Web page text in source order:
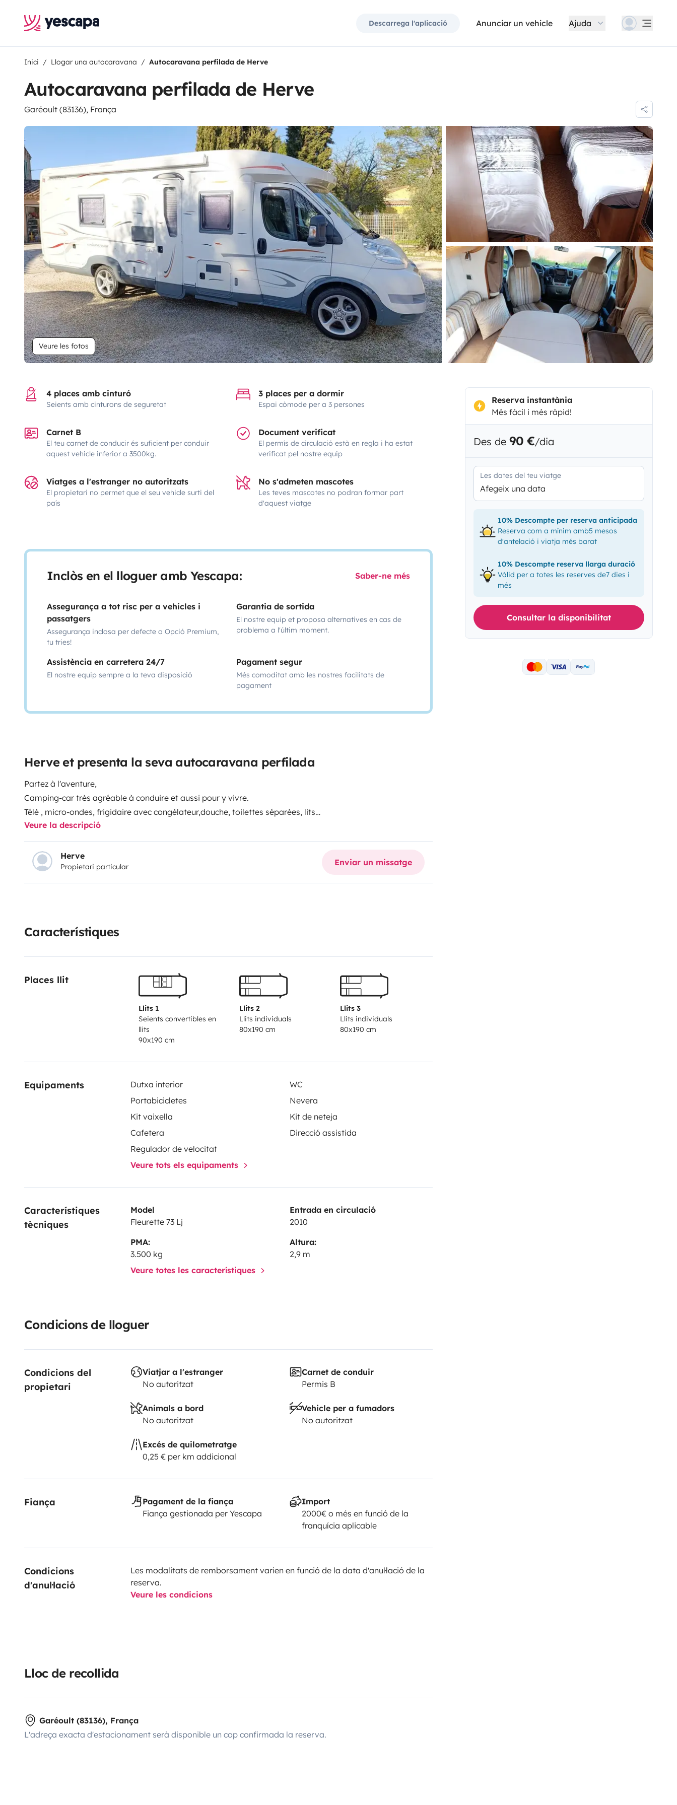
Descarrega l'aplicació Anunciar un vehicle Ajuda
Inici Llogar una autocaravana Autocaravana perfilada de Herve
Autocaravana perfilada de Herve
Garéoult (83136), França
Veure les fotos
4 places amb cinturó
Seients amb cinturons de seguretat
3 places per a dormir
Espai còmode per a 3 persones
Carnet B
El teu carnet de conducir és suficient per conduir
aquest vehicle inferior a 3500kg.
Document verificat
El permís de circulació està en regla i ha estat
verificat pel nostre equip
Viatges a l'estranger no autoritzats
El propietari no permet que el seu vehicle surti del
país
No s'admeten mascotes
Les teves mascotes no podran formar part
d'aquest viatge
Inclòs en el lloguer amb Yescapa: Saber-ne més
Assegurança a tot risc per a vehicles i
passatgers
Assegurança inclosa per defecte o Opció Premium,
tu tries!
Garantia de sortida
El nostre equip et proposa alternatives en cas de
problema a l'últim moment.
Assistència en carretera 24/7
El nostre equip sempre a la teva disposició
Pagament segur
Més comoditat amb les nostres facilitats de
pagament
Herve et presenta la seva autocaravana perfilada
Partez à l'aventure,
Camping-car très agréable à conduire et aussi pour y vivre.
Télé , micro-ondes, frigidaire avec congélateur,douche, toilettes séparées, lits
jumeaux, coin salon 4 personnes, coin kitchenette et tout le nécessaire pour la cuisine.
Vous n'avez plus qu'à prendre vos valises et en avant pour de superbes découvertes
de nos belles régions de France.
Veure la descripció
Herve
Propietari particular Enviar un missatge
Característiques
Places llit
Llits 1
Seients convertibles en
llits
90x190 cm
Llits 2
Llits individuals
80x190 cm
Llits 3
Llits individuals
80x190 cm
Equipaments Dutxa interior
WC
Portabicicletes
Nevera
Kit vaixella
Kit de neteja
Cafetera
Direcció assistida
Regulador de velocitat
Veure tots els equipaments
Característiques
tècniques
Model
Fleurette 73 Lj
Entrada en circulació
2010
PMA:
3.500 kg
Altura:
2,9 m
Veure totes les característiques
Condicions de lloguer
Condicions del
propietari
Viatjar a l'estranger
No autoritzat
Carnet de conduir
Permis B
Animals a bord
No autoritzat
Vehicle per a fumadors
No autoritzat
Excés de quilometratge
0,25 € per km addicional
Fiança
Pagament de la fiança
Fiança gestionada per Yescapa
Import
2000€ o més en funció de la
franquícia aplicable
Condicions
d'anul·lació
Les modalitats de remborsament varien en funció de la data d'anul·lació de la
reserva.
Veure les condicions
Lloc de recollida
Garéoult (83136), França
L'adreça exacta d'estacionament serà disponible un cop confirmada la reserva.
Reserva instantània
Més fàcil i més ràpid!
Des de 90 €/dia
Les dates del teu viatge
Afegeix una data
10% Descompte per reserva anticipada
Reserva com a mínim amb5 mesos
d'antelació i viatja més barat
10% Descompte reserva llarga duració
Vàlid per a totes les reserves de7 dies i
més
Consultar la disponibilitat